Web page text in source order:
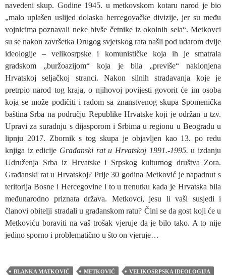
navedeni skup. Godine 1945. u metkovskom kotaru narod je bio
„malo uplašen uslijed dolaska hercegovačke divizije, jer su među
vojnicima poznavali neke bivše četnike iz okolnih sela“. Metkovci
su se nakon završetka Drugog svjetskog rata našli pod udarom dvije
ideologije – velikosrpske i komunističke koja ih je smatrala
gradskom „buržoazijom“ koja je bila „previše“ naklonjena
Hrvatskoj seljačkoj stranci. Nakon silnih stradavanja koje je
pretrpio narod tog kraja, o njihovoj povijesti govorit će im osoba
koja se može podičiti i radom sa znanstvenog skupa Spomenička
baština Srba na području Republike Hrvatske koji je održan u tzv.
Upravi za suradnju s dijasporom i Srbima u regionu u Beogradu u
lipnju 2017. Zbornik s tog skupa je objavljen kao 13. po redu
knjiga iz edicije Građanski rat u Hrvatskoj 1991.-1995. u izdanju
Udruženja Srba iz Hrvatske i Srpskog kulturnog društva Zora.
Građanski rat u Hrvatskoj? Prije 30 godina Metković je napadnut s
teritorija Bosne i Hercegovine i to u trenutku kada je Hrvatska bila
međunarodno priznata država. Metkovci, jesu li vaši susjedi i
članovi obitelji stradali u građanskom ratu? Čini se da gost koji će u
Metkoviću boraviti na vaš trošak vjeruje da je bilo tako. A to nije
jedino sporno i problematično u što on vjeruje…
BLANKA MATKOVIĆ METKOVIĆ
VELIKOSRPSKA IDEOLOGIJA